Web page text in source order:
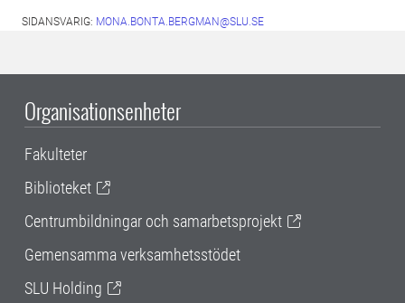
SIDANSVARIG: MONA.BONTA.BERGMAN@SLU.SE
Organisationsenheter
Fakulteter
Biblioteket
Centrumbildningar och samarbetsprojekt
Gemensamma verksamhetsstödet
SLU Holding